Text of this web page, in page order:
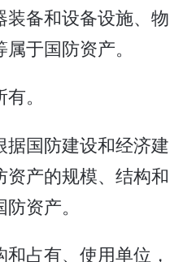
装备和设备设施、物
于国防资产。
。
国防建设和经济建
产的规模、结构和
资产。
占有、使用单位，